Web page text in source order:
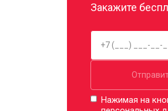
Закажите
Нажимая на